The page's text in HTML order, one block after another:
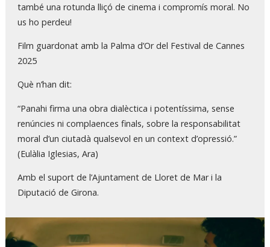
també una rotunda lliçó de cinema i compromís moral. No
us ho perdeu!
Film guardonat amb la Palma d’Or del Festival de Cannes
2025
Què n’han dit:
“Panahi firma una obra dialèctica i potentíssima, sense
renúncies ni complaences finals, sobre la responsabilitat
moral d’un ciutadà qualsevol en un context d’opressió.”
(Eulàlia Iglesias, Ara)
Amb el suport de l’Ajuntament de Lloret de Mar i la
Diputació de Girona.